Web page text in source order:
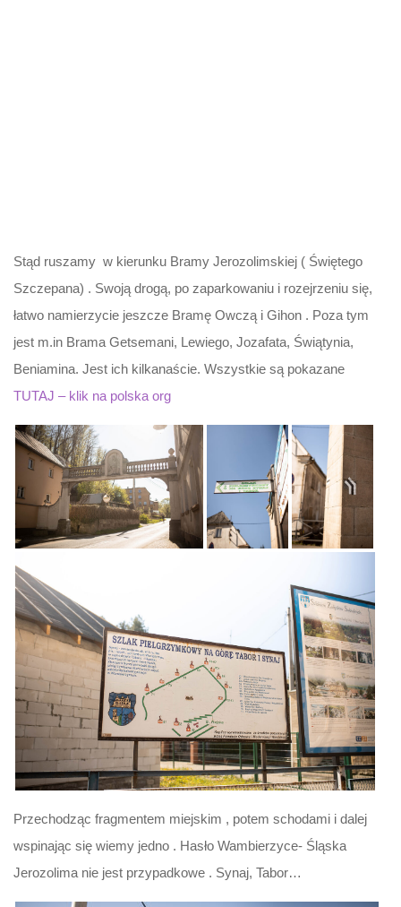
Stąd ruszamy w kierunku Bramy Jerozolimskiej ( Świętego
Szczepana) . Swoją drogą, po zaparkowaniu i rozejrzeniu się,
łatwo namierzycie jeszcze Bramę Owczą i Gihon . Poza tym
jest m.in Brama Getsemani, Lewiego, Jozafata, Świątynia,
Beniamina. Jest ich kilkanaście. Wszystkie są pokazane
TUTAJ – klik na polska org
Przechodząc fragmentem miejskim , potem schodami i dalej
wspinając się wiemy jedno . Hasło Wambierzyce- Śląska
Jerozolima nie jest przypadkowe . Synaj, Tabor…